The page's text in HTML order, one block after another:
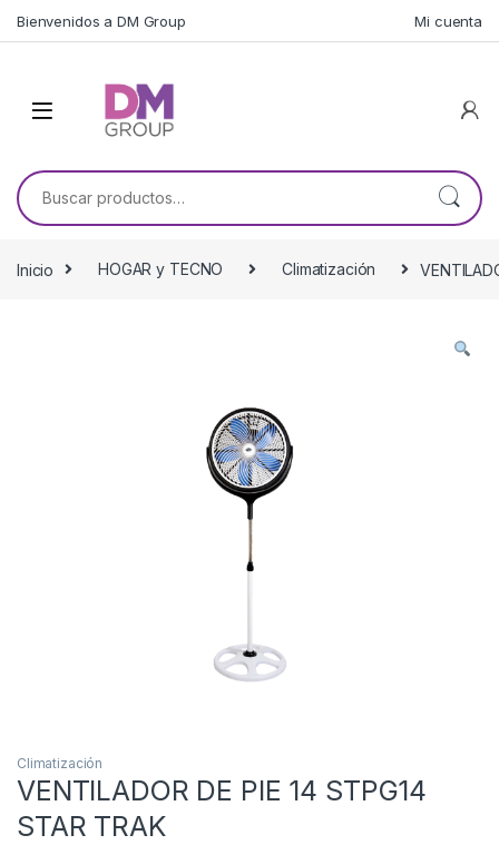
Bienvenidos a DM Group Mi cuenta
Buscar por:
Inicio HOGAR y TECNO Climatización
Climatización
VENTILADOR DE PIE 14 STPG14
STAR TRAK